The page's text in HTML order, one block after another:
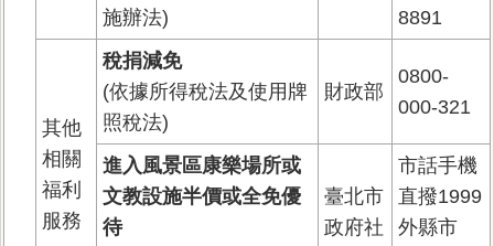
施辦法)
8891
其他
相關
福利
服務
稅捐減免
(依據所得稅法及使用牌
照稅法)
財政部
0800-
000-321
進入風景區康樂場所或
文教設施半價或全免優
待
臺北市
政府社
市話手機
直撥1999
外縣市